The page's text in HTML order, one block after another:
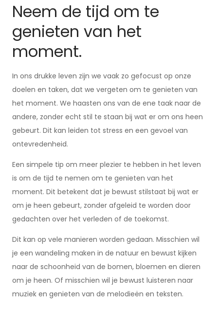
Neem de tijd om te
genieten van het
moment.
In ons drukke leven zijn we vaak zo gefocust op onze
doelen en taken, dat we vergeten om te genieten van
het moment. We haasten ons van de ene taak naar de
andere, zonder echt stil te staan bij wat er om ons heen
gebeurt. Dit kan leiden tot stress en een gevoel van
ontevredenheid.
Een simpele tip om meer plezier te hebben in het leven
is om de tijd te nemen om te genieten van het
moment. Dit betekent dat je bewust stilstaat bij wat er
om je heen gebeurt, zonder afgeleid te worden door
gedachten over het verleden of de toekomst.
Dit kan op vele manieren worden gedaan. Misschien wil
je een wandeling maken in de natuur en bewust kijken
naar de schoonheid van de bomen, bloemen en dieren
om je heen. Of misschien wil je bewust luisteren naar
muziek en genieten van de melodieën en teksten.